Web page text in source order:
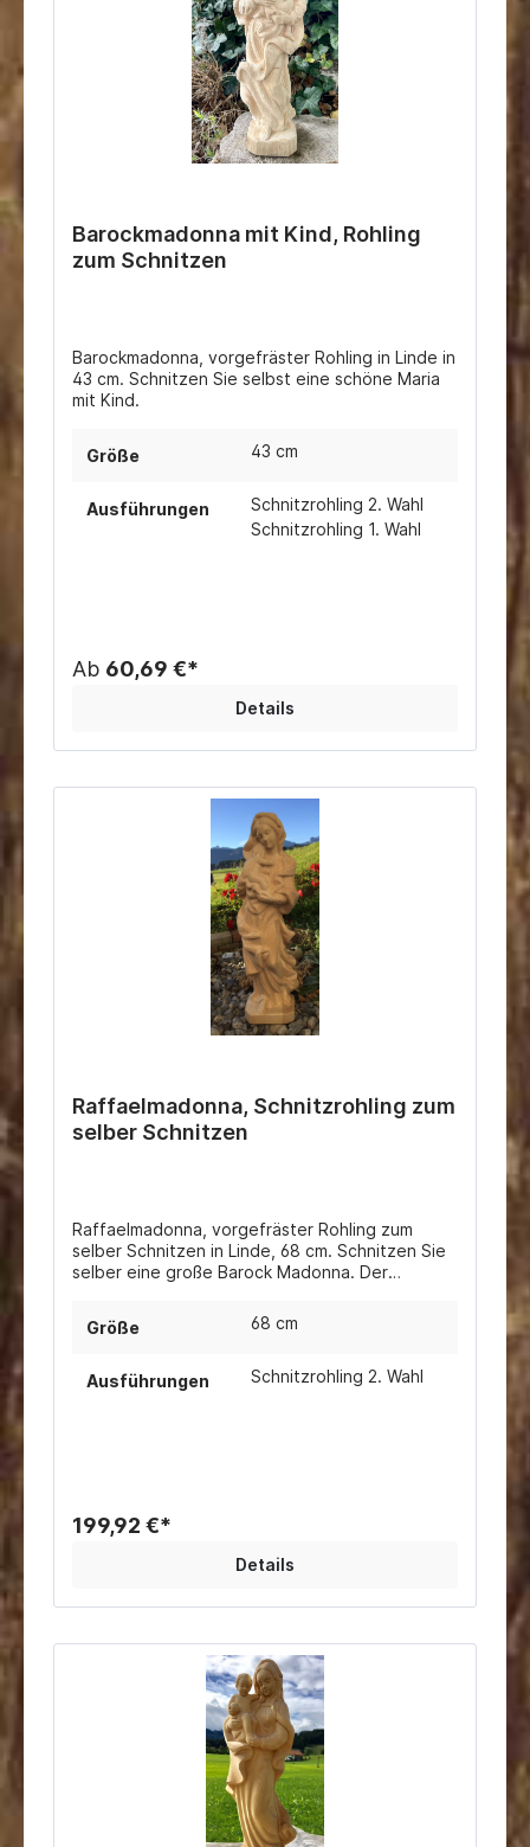
Barockmadonna mit Kind, Rohling
zum Schnitzen
Barockmadonna, vorgefräster Rohling in Linde in
43 cm. Schnitzen Sie selbst eine schöne Maria
mit Kind.
Größe 43 cm
Ausführungen
Schnitzrohling 2. Wahl
Schnitzrohling 1. Wahl
Ab 60,69 €*
Details
Raffaelmadonna, Schnitzrohling zum
selber Schnitzen
Raffaelmadonna, vorgefräster Rohling zum
selber Schnitzen in Linde, 68 cm. Schnitzen Sie
selber eine große Barock Madonna. Der
Größe 68 cm
Ausführungen Schnitzrohling 2. Wahl
199,92 €*
Details